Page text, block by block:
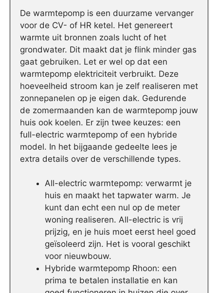
De warmtepomp is een duurzame vervanger
voor de CV- of HR ketel. Het genereert
warmte uit bronnen zoals lucht of het
grondwater. Dit maakt dat je flink minder gas
gaat gebruiken. Let er wel op dat een
warmtepomp elektriciteit verbruikt. Deze
hoeveelheid stroom kan je zelf realiseren met
zonnepanelen op je eigen dak. Gedurende
de zomermaanden kan de warmtepomp jouw
huis ook koelen. Er zijn twee keuzes: een
full-electric warmtepomp of een hybride
model. In het bijgaande gedeelte lees je
extra details over de verschillende types.
All-electric warmtepomp: verwarmt je
huis en maakt het tapwater warm. Je
kunt dan echt een nul op de meter
woning realiseren. All-electric is vrij
prijzig, en je huis moet eerst heel goed
geïsoleerd zijn. Het is vooral geschikt
voor nieuwbouw.
Hybride warmtepomp Rhoon: een
prima te betalen installatie en kan